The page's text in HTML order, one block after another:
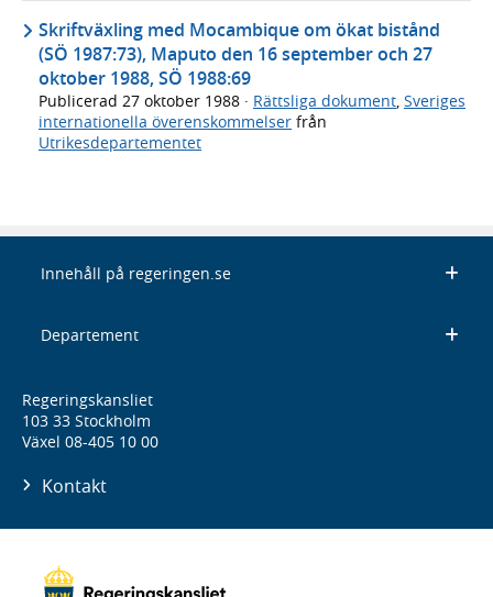
Skriftväxling med Mocambique om ökat bistånd
(SÖ 1987:73), Maputo den 16 september och 27
oktober 1988, SÖ 1988:69
Publicerad 27 oktober 1988 · Rättsliga dokument, Sveriges
internationella överenskommelser från
Utrikesdepartementet
Innehåll på regeringen.se
Departement
Regeringskansliet
103 33 Stockholm
Växel 08-405 10 00
Kontakt